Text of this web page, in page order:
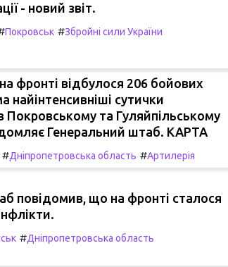
- новий звіт.
Покровськ #Збройні сили України
фронті відбулося 206 бойових
найінтенсивніші сутички
Покровському та Гуляйпільському
Генеральний штаб. КАРТА
#Дніпропетровська область #Артилерія
повідомив, що на фронті сталося
#Дніпропетровська область